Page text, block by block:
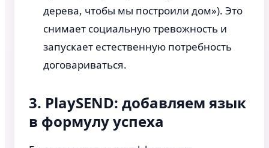
дерева, чтобы мы построили дом»). Это
снимает социальную тревожность и
запускает естественную потребность
договариваться.
3. PlaySEND: добавляем язык
в формулу успеха